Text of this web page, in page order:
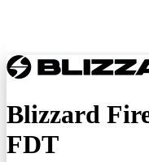
Blizzard
FDT